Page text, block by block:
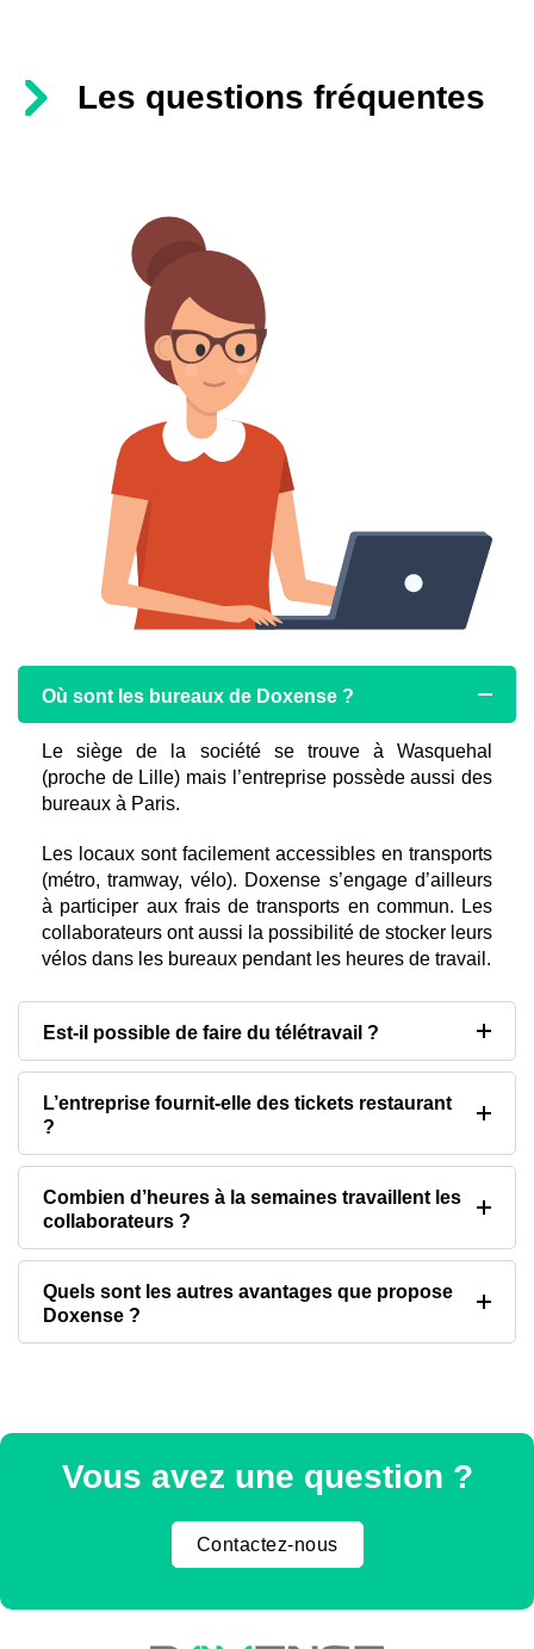
Les questions fréquentes
Où sont les bureaux de Doxense ?
Le siège de la société se trouve à Wasquehal
(proche de Lille) mais l’entreprise possède aussi des
bureaux à Paris.
Les locaux sont facilement accessibles en transports
(métro, tramway, vélo). Doxense s’engage d’ailleurs
à participer aux frais de transports en commun. Les
collaborateurs ont aussi la possibilité de stocker leurs
vélos dans les bureaux pendant les heures de travail.
Est-il possible de faire du télétravail ?
L’entreprise fournit-elle des tickets restaurant
?
Combien d’heures à la semaines travaillent les
collaborateurs ?
Quels sont les autres avantages que propose
Doxense ?
Vous avez une question ?
Contactez-nous